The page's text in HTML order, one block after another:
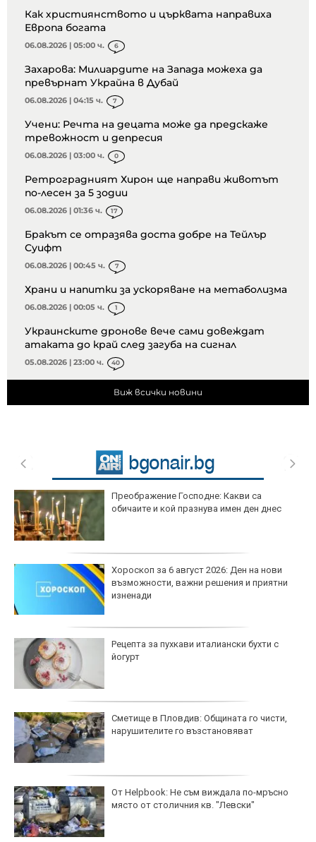
Как християнството и църквата направиха
Европа богата
06.08.2026 | 05:00 ч. 6
Захарова: Милиардите на Запада можеха да
превърнат Украйна в Дубай
06.08.2026 | 04:15 ч. 7
Учени: Речта на децата може да предскаже
тревожност и депресия
06.08.2026 | 03:00 ч. 0
Ретроградният Хирон ще направи животът
по-лесен за 5 зодии
06.08.2026 | 01:36 ч. 17
Бракът се отразява доста добре на Тейлър
Суифт
06.08.2026 | 00:45 ч. 7
Храни и напитки за ускоряване на метаболизма
06.08.2026 | 00:05 ч. 1
Украинските дронове вече сами довеждат
атаката до край след загуба на сигнал
05.08.2026 | 23:00 ч. 40
Виж всички новини
Преображение Господне: Какви са
обичаите и кой празнува имен ден днес
Хороскоп за 6 август 2026: Ден на нови
възможности, важни решения и приятни
изненади
Рецепта за пухкави италиански бухти с
йогурт
Сметище в Пловдив: Общината го чисти,
нарушителите го възстановяват
От Helpbook: Не съм виждала по-мръсно
място от столичния кв. "Левски"